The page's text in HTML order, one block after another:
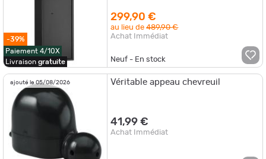
-39%
Paiement 4/10X
Livraison gratuite
299,90 €
au lieu de489,90 €
Achat Immédiat
Neuf - En stock
ajouté le 05/08/2026 Véritable appeau chevreuil
41,99 €
Achat Immédiat